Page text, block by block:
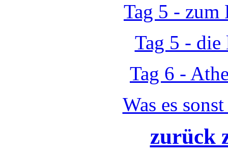
Tag 5 -
Tag 5 -
Tag 6 -
Was es
zurück